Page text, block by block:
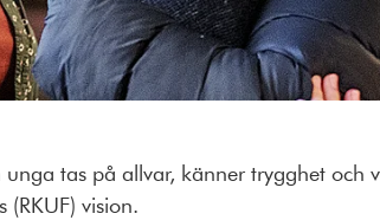
tas på allvar, känner trygghet och
vision.